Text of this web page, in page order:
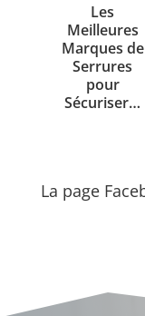
Les
Meilleures
Marques de
Serrures
pour
Sécuriser…
La page